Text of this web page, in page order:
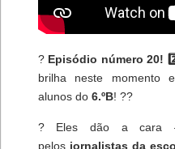
? Episódio número 20!
brilha neste momento
alunos do 6.ºB! ??
? Eles dão a cara
pelos jornalistas da